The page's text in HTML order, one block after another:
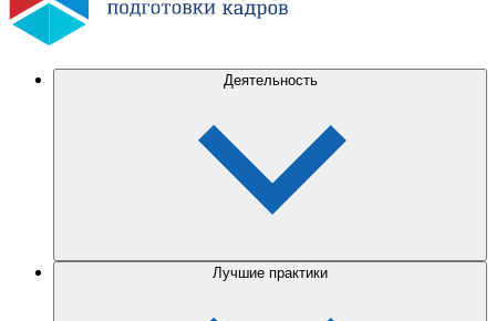
Деятельность
Лучшие практики